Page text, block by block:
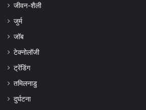
जीवन-शैली
जुर्म
जॉब
टेक्नोलॉजी
ट्रेंडिंग
तमिलनाडु
दुर्घटना